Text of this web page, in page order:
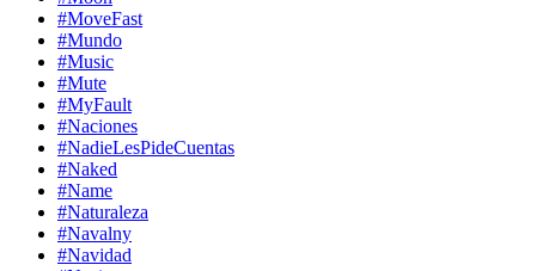
#MoveFast
#Mundo
#Music
#Mute
#MyFault
#Naciones
#NadieLesPideCuentas
#Naked
#Name
#Naturaleza
#Navalny
#Navidad